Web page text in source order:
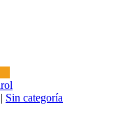
| Sin categoría